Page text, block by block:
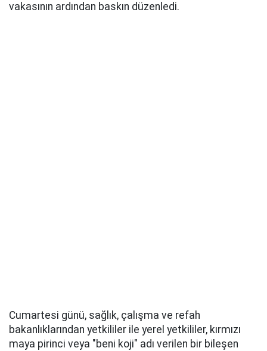
vakasının ardından baskın düzenledi.
Cumartesi günü, sağlık, çalışma ve refah
bakanlıklarından yetkililer ile yerel yetkililer, kırmızı
maya pirinci veya "beni koji" adı verilen bir bileşen